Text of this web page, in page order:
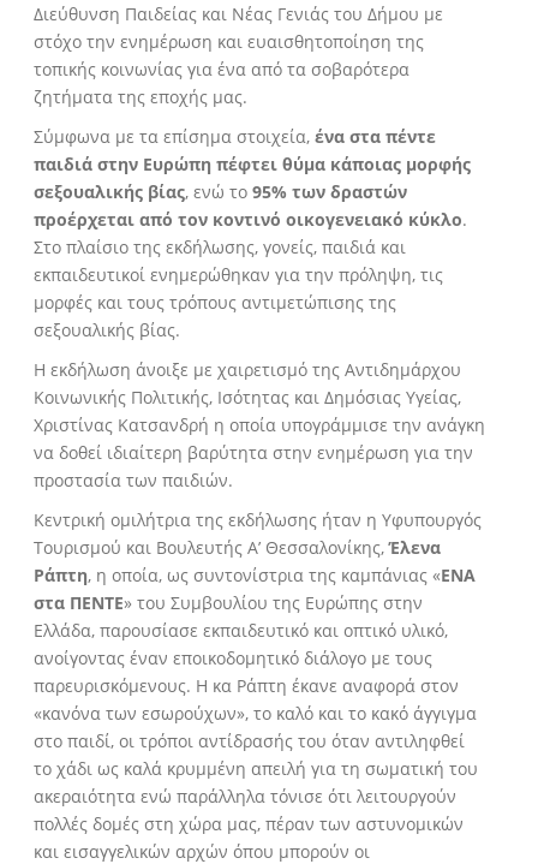
Διεύθυνση Παιδείας και Νέας Γενιάς του Δήμου με
στόχο την ενημέρωση και ευαισθητοποίηση της
τοπικής κοινωνίας για ένα από τα σοβαρότερα
ζητήματα της εποχής μας.
Σύμφωνα με τα επίσημα στοιχεία,ένα στα πέντε
παιδιά στην Ευρώπη πέφτει θύμα κάποιας μορφής
σεξουαλικής βίας, ενώ το95% των δραστών
προέρχεται από τον κοντινό οικογενειακό κύκλο.
Στο πλαίσιο της εκδήλωσης, γονείς, παιδιά και
εκπαιδευτικοί ενημερώθηκαν για την πρόληψη, τις
μορφές και τους τρόπους αντιμετώπισης της
σεξουαλικής βίας.
Η εκδήλωση άνοιξε με χαιρετισμό της Αντιδημάρχου
Κοινωνικής Πολιτικής, Ισότητας και Δημόσιας Υγείας,
Χριστίνας Κατσανδρή η οποία υπογράμμισε την ανάγκη
να δοθεί ιδιαίτερη βαρύτητα στην ενημέρωση για την
προστασία των παιδιών.
Κεντρική ομιλήτρια της εκδήλωσης ήταν η Υφυπουργός
Τουρισμού και Βουλευτής Α’ Θεσσαλονίκης,Έλενα
Ράπτη, η οποία, ως συντονίστρια της καμπάνιας «ΕΝΑ
στα ΠΕΝΤΕ» του Συμβουλίου της Ευρώπης στην
Ελλάδα, παρουσίασε εκπαιδευτικό και οπτικό υλικό,
ανοίγοντας έναν εποικοδομητικό διάλογο με τους
παρευρισκόμενους. Η κα Ράπτη έκανε αναφορά στον
«κανόνα των εσωρούχων», το καλό και το κακό άγγιγμα
στο παιδί, οι τρόποι αντίδρασής του όταν αντιληφθεί
το χάδι ως καλά κρυμμένη απειλή για τη σωματική του
ακεραιότητα ενώ παράλληλα τόνισε ότι λειτουργούν
πολλές δομές στη χώρα μας, πέραν των αστυνομικών
και εισαγγελικών αρχών όπου μπορούν οι